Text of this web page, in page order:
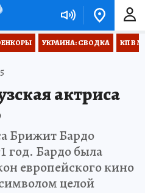
УКРАИНА: СВОДКА КП В
актриса
Брижит Бардо
год. Бардо была
европейского кино
целой